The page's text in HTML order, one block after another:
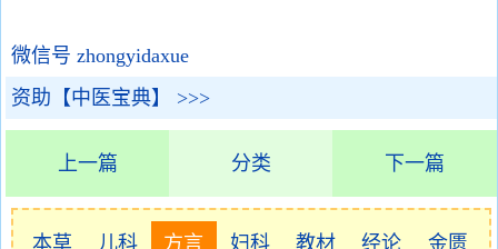
微信号 zhongyidaxue
资助【中医宝典】 >>>
上一篇 分类 下一篇
本草 儿科 方言 妇科 教材 经论 金匮